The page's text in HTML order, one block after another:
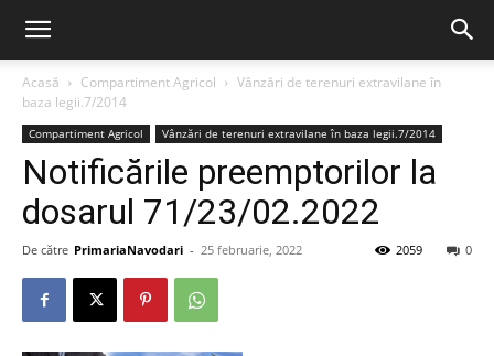
Acasă Compartiment Agricol
Vânzări de terenuri extravilane în
baza legii.7/2014
Compartiment Agricol Vânzări de terenuri extravilane în baza legii.7/2014
Notificările preemptorilor la
dosarul 71/23/02.2022
De către PrimariaNavodari - 25 februarie, 2022 0
2059